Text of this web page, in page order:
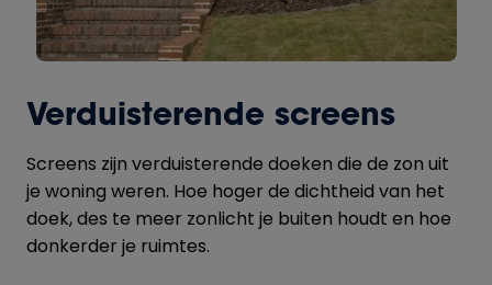
Verduisterende screens
Screens zijn verduisterende doeken die de zon uit
je woning weren. Hoe hoger de dichtheid van het
doek, des te meer zonlicht je buiten houdt en hoe
donkerder je ruimtes.